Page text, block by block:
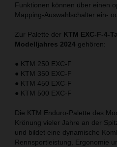
Funktionen können über einen
Mapping-Auswahlschalter ein-
Zur Palette der KTM EXC-F-4-
Modelljahres 2024 gehören:
● KTM 250 EXC-F
● KTM 350 EXC-F
● KTM 450 EXC-F
● KTM 500 EXC-F
Die KTM Enduro-Palette des
Krönung vieler Jahre an der
und bildet eine dynamische
Rennsportleistung, Ergonomie